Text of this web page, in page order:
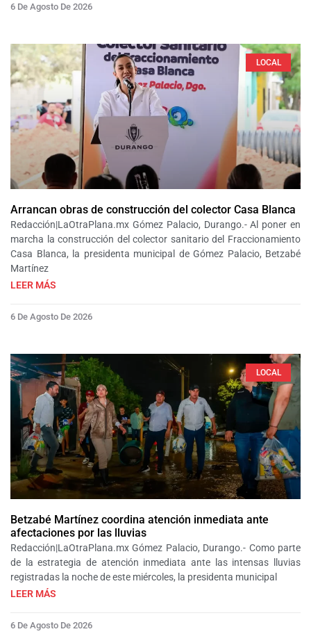
6 De Agosto De 2026
LOCAL
Arrancan obras de construcción del colector Casa Blanca
Redacción|LaOtraPlana.mx Gómez Palacio, Durango.- Al poner en
marcha la construcción del colector sanitario del Fraccionamiento
Casa Blanca, la presidenta municipal de Gómez Palacio, Betzabé
Martínez
LEER MÁS
6 De Agosto De 2026
LOCAL
Betzabé Martínez coordina atención inmediata ante
afectaciones por las lluvias
Redacción|LaOtraPlana.mx Gómez Palacio, Durango.- Como parte
de la estrategia de atención inmediata ante las intensas lluvias
registradas la noche de este miércoles, la presidenta municipal
LEER MÁS
6 De Agosto De 2026